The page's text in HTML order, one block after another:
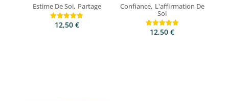
Estime De Soi, Partage
Note
12,50 €
Confiance, L'affirmation De
Soi
Note
12,50€